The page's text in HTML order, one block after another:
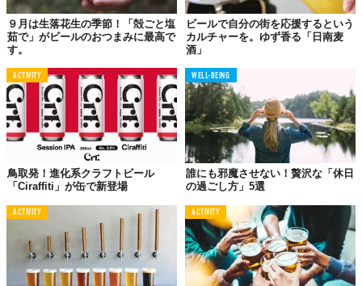
こだわりは素材から。ベースのポテトに選んだのはNordic
ammarnasポテト。これにまとうフレーバーがまたすごい。秋の
味覚マツタケに、トリュフ、スウェーデン中部レクサンド産玉ね
ぎに、クラウンの名を拝するディルなどが使われている。
これらの食材を厳選し、味つけの総指揮をとったのが、スウェー
デン料理界を牽引するトップシェフたちによるナショナルチーム
だ。その味は看板商品である「インディアン・ペール・エール」
と完璧にマッチするよう配合された自信作だとか。
化粧箱に入れられた過保護な贅沢ポテチは、実のところ100セッ
トのみ限定販売だったが、リリースされるやまたたく間に噂が広
まり、発売後すぐに売り切れてしまう人気ぶり。もはや、1枚あた
９月は生落花生の季節！「殻ごと塩
茹で」がビールのおつまみに最高で
す。
ビールで自分の街を応援するという
カルチャーを。ゆず香る「日南麦
酒」
ACTIVITY
鳥取発！進化系クラフトビール
「Ciraffiti」が缶で新登場
WELL-BEING
誰にも邪魔させない！贅沢な「休日
の過ごし方」5選
ACTIVITY ACTIVITY